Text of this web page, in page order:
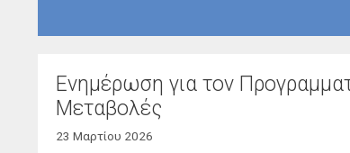
Ενημέρωση για τον
Μεταβολές
23 Μαρτίου 2026